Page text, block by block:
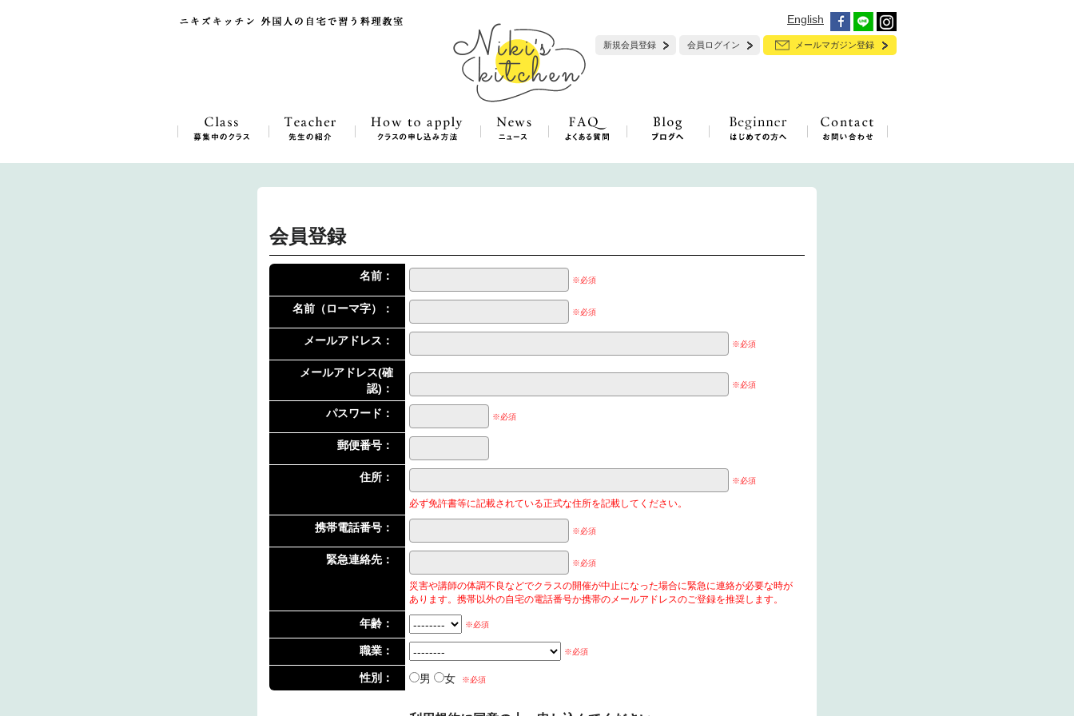
English
新規会員登録 会員ログイン メールマガジン登録
会員登録
名前： ※必須
名前（ローマ字）： ※必須
メールアドレス： ※必須
メールアドレス(確
認)：
※必須
パスワード： ※必須
郵便番号：
住所： ※必須
必ず免許書等に記載されている正式な住所を記載してください。
携帯電話番号： ※必須
緊急連絡先： ※必須
災害や講師の体調不良などでクラスの開催が中止になった場合に緊急に連絡が必要な時が
あります。携帯以外の自宅の電話番号か携帯のメールアドレスのご登録を推奨します。
年齢： ※必須
職業： ※必須
性別： 男 女 ※必須